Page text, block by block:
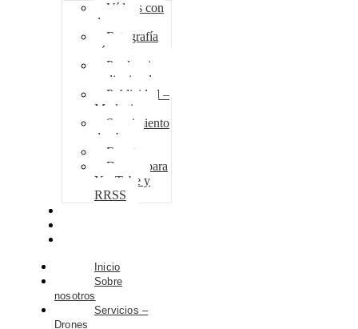
Vídeos con
drones
Fotografía
aérea
Producciones
audiovisuales
Publicidad –
Marketing
Seguimiento
de obra
Eventos
Drones para
YouTube y
RRSS
Inicio
Sobre
nosotros
Servicios –
Drones